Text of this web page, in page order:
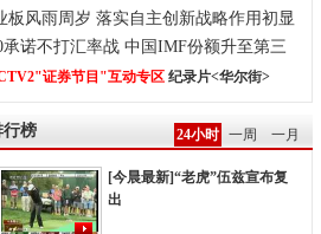
板风雨周岁 落实自主创新战略作用初显
承诺不打汇率战 中国IMF份额升至第三
证券节目"互动专区 纪录片<华尔街>
行榜 24小时 一周 一月
[今晨最新]“老虎”伍兹宣布复
出